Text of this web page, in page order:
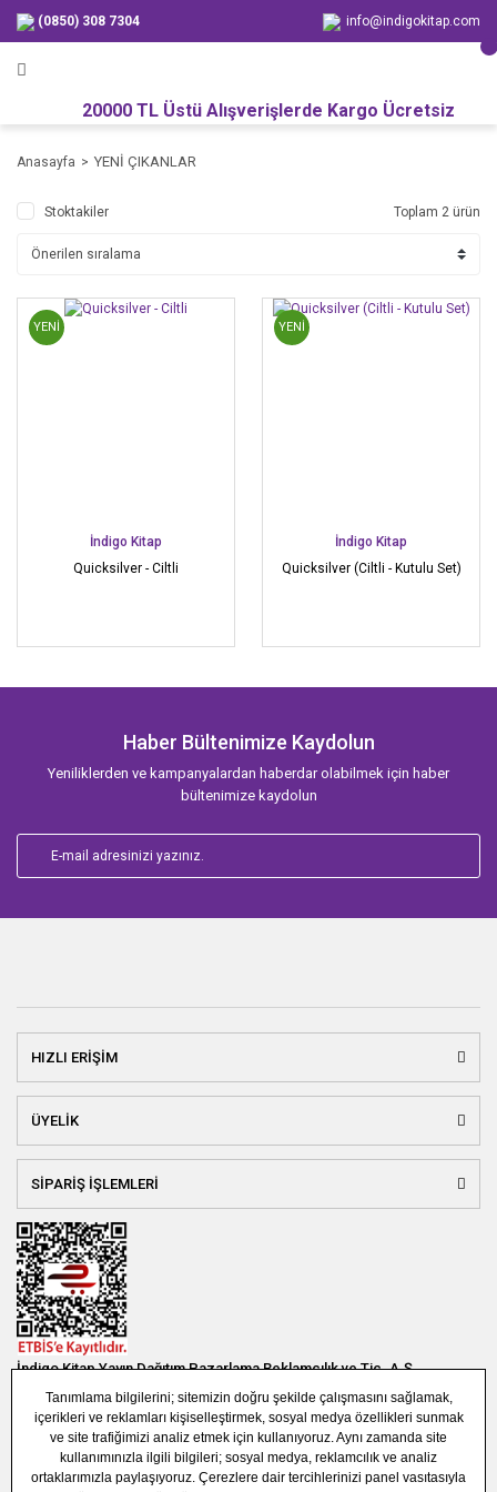
(0850) 308 7304 info@indigokitap.com
20000 TL Üstü Alışverişlerde Kargo Ücretsiz
Anasayfa YENİ ÇIKANLAR
Stoktakiler Toplam 2 ürün
YENİ
İndigo Kitap
Quicksilver - Ciltli
YENİ
İndigo Kitap
Quicksilver (Ciltli - Kutulu Set)
Haber Bültenimize Kaydolun
Yeniliklerden ve kampanyalardan haberdar olabilmek için haber
bültenimize kaydolun
HIZLI ERİŞİM
ÜYELİK
SİPARİŞ İŞLEMLERİ
İndigo Kitap Yayın Dağıtım Pazarlama Reklamcılık ve Tic. A.Ş.
Bağlar Mah. 19. Sok. Bina No:1E 1. Bodrum Kat. Güneşli - Bağcılar /
İSTANBUL
(0850) 308 7304